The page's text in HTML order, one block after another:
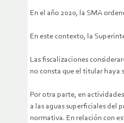
En el año 2020, la SMA
En este contexto, la
Las fiscalizaciones
no consta que el titular haya
Por otra parte, en
a las aguas superficiales del
normativa. En relación con